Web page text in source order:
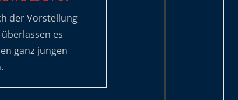
der Vorstellung
es
ganz jungen